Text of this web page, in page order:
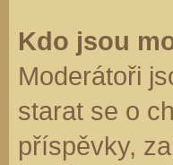
Kdo jsou
Moderátoři
starat se o
příspěvky,